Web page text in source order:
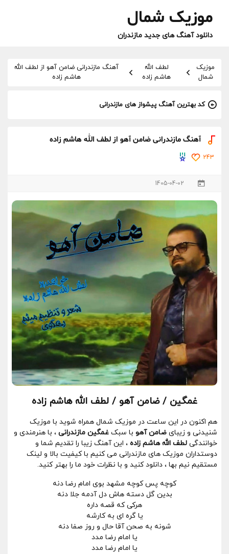
موزیک شمال
دانلود آهنگ های جدید مازندران
موزیک
شمال
لطف الله
هاشم زاده
آهنگ مازندرانی ضامن آهو از لطف الله
هاشم زاده
کد بهترین آهنگ پیشواز های مازندرانی
آهنگ مازندرانی ضامن آهو از لطف الله هاشم زاده
243
1405-04-02
غمگین / ضامن آهو / لطف الله هاشم زاده
هم اکنون در این ساعت در موزیک شمال همراه شوید با موزیک
شنیدنی و زیبای ضامن آهو با سبک غمگین مازندرانی ، با هنرمندی و
خوانندگی لطف الله هاشم زاده ، این آهنگ زیبا را تقدیم شما و
دوستداران موزیک های مازندرانی می کنیم با کیفیت بالا و لینک
مستقیم نیم بها ، دانلود کنید و با نظرات خود ما را بهتر کنید.
کوچه پس کوچه مشهد بوی امام رضا دنه
بدین گل دسته هاش دل آدمه جلا دنه
هرکی که قصه داره
یا گره ای به کارشه
شونه به صحن آقا حال و روز صفا دنه
یا امام رضا مدد
یا امام رضا مدد